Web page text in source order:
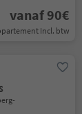
vanaf 90€
Incl. btw